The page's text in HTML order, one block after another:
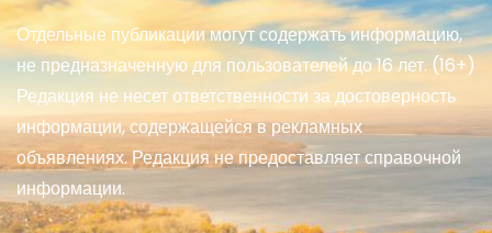
Отдельные публикации могут содержать информацию,
не предназначенную для пользователей до 16 лет. (16+)
Редакция не несет ответственности за достоверность
информации, содержащейся в рекламных
объявлениях. Редакция не предоставляет справочной
информации.